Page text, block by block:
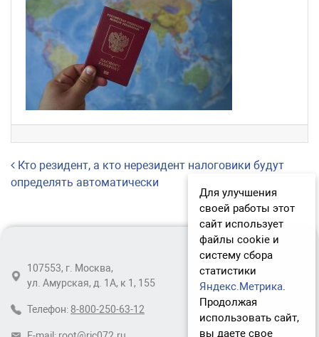
Навигация по записям
Кто резидент, а кто нерезидент налоговики будут
определять автоматически
107553, г. Москва,
ул. Амурская, д. 1А, к 1, 155
Телефон: 8-800-250-63-12
Для улучшения
своей работы этот
сайт использует
файлы cookie и
систему сбора
статистики
Яндекс.Метрика.
Продолжая
использовать сайт,
вы даете свое